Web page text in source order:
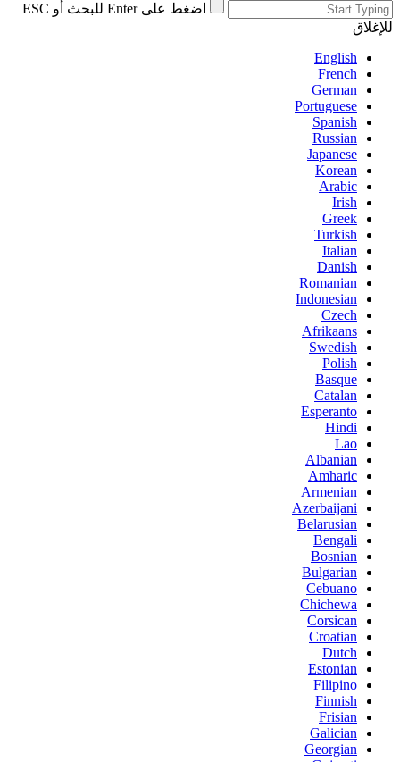
اضغط على Enter للبحث أو ESC
للإغلاق
English
French
German
Portuguese
Spanish
Russian
Japanese
Korean
Arabic
Irish
Greek
Turkish
Italian
Danish
Romanian
Indonesian
Czech
Afrikaans
Swedish
Polish
Basque
Catalan
Esperanto
Hindi
Lao
Albanian
Amharic
Armenian
Azerbaijani
Belarusian
Bengali
Bosnian
Bulgarian
Cebuano
Chichewa
Corsican
Croatian
Dutch
Estonian
Filipino
Finnish
Frisian
Galician
Georgian